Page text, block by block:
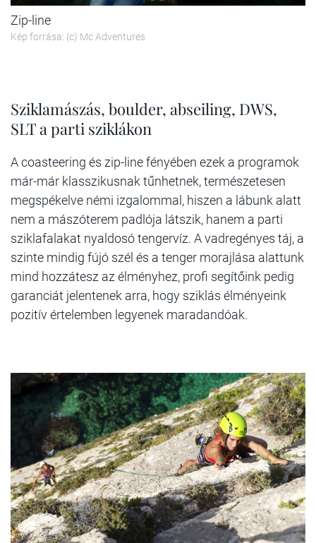
Zip-line
Kép forrása: (c) Mc Adventures
Sziklamászás, boulder, abseiling, DWS,
SLT a parti sziklákon
A coasteering és zip-line fényében ezek a programok
már-már klasszikusnak tűnhetnek, természetesen
megspékelve némi izgalommal, hiszen a lábunk alatt
nem a mászóterem padlója látszik, hanem a parti
sziklafalakat nyaldosó tengervíz. A vadregényes táj, a
szinte mindig fújó szél és a tenger morajlása alattunk
mind hozzátesz az élményhez, profi segítőink pedig
garanciát jelentenek arra, hogy sziklás élményeink
pozitív értelemben legyenek maradandóak.